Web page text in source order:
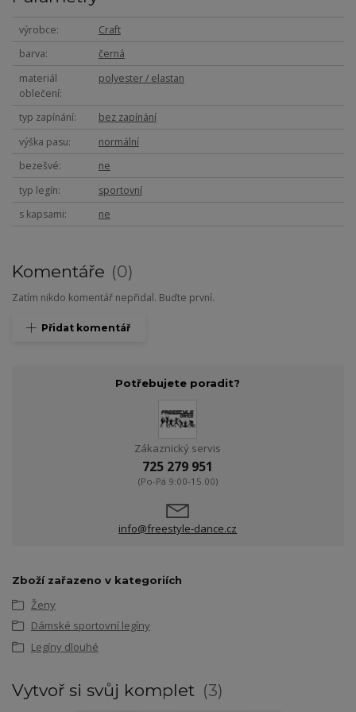
výrobce
Craft
barva
černá
materiál
oblečení
polyester / elastan
typ zapínání
bez zapínání
výška pasu
normální
bezešvé
ne
typ legín
sportovní
s kapsami
ne
Komentáře 0
Zatím nikdo komentář nepřidal. Buďte první.
Přidat komentář
Potřebujete poradit?
Zákaznický servis
725 279 951
(Po-Pá 9:00-15.00)
info@freestyle-dance.cz
Zboží zařazeno v kategoriích
Ženy
Dámské sportovní legíny
Legíny dlouhé
Vytvoř si svůj komplet 3